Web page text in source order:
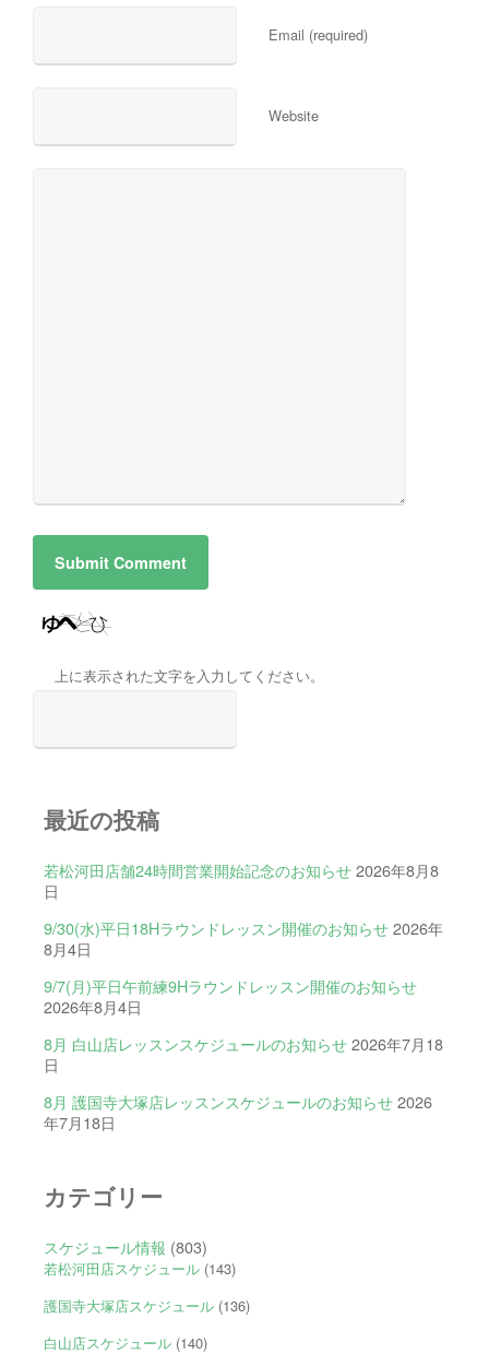
Email (required)
Website
上に表示された文字を入力してください。
最近の投稿
若松河田店舗24時間営業開始記念のお知らせ 2026年8月8
日
9/30(水)平日18Hラウンドレッスン開催のお知らせ 2026年
8月4日
9/7(月)平日午前練9Hラウンドレッスン開催のお知らせ
2026年8月4日
8月 白山店レッスンスケジュールのお知らせ 2026年7月18
日
8月 護国寺大塚店レッスンスケジュールのお知らせ 2026
年7月18日
カテゴリー
スケジュール情報 (803)
若松河田店スケジュール(143)
護国寺大塚店スケジュール(136)
白山店スケジュール(140)